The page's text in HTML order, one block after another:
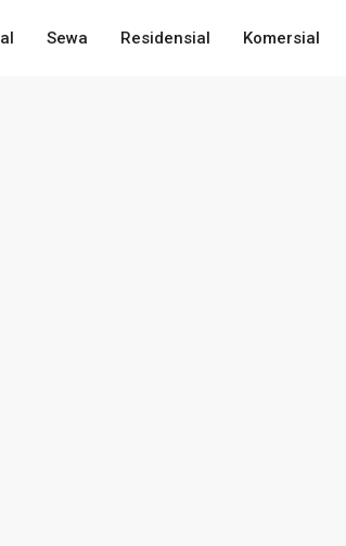
Sewa Residensial Komersial